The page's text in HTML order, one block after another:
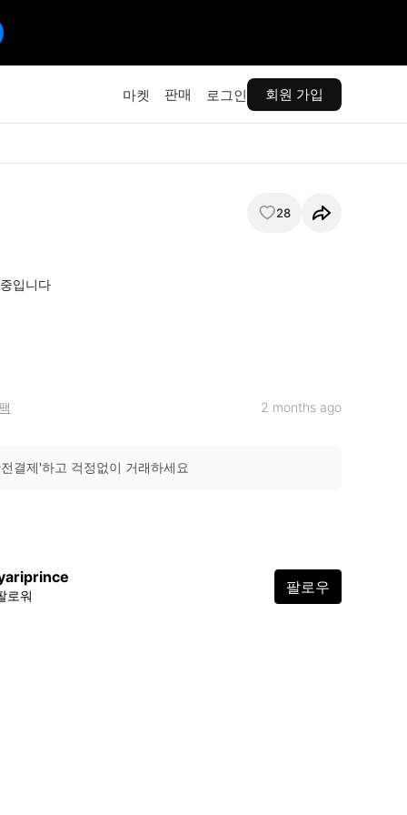
마켓 판매 로그인 회원 가입
28
입니다
2 months ago
결제'하고 걱정없이 거래하세요
로워 팔로우